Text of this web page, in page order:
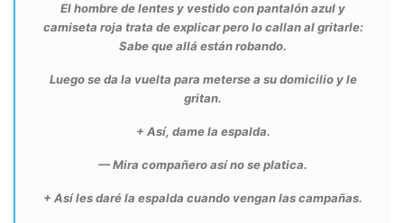
El hombre de lentes y vestido con pantalón azul y
camiseta roja trata de explicar pero lo callan al gritarle:
Sabe que allá están robando.
Luego se da la vuelta para meterse a su domicilio y le
gritan.
+ Así, dame la espalda.
— Mira compañero así no se platica.
+ Así les daré la espalda cuando vengan las campañas.